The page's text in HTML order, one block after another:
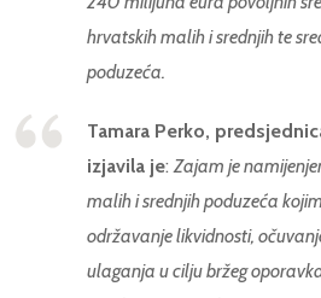
hrvatskih malih i srednjih te
poduzeća.
Tamara Perko,
izjavila je: Zajam je
malih i srednjih poduzeća
održavanje likvidnosti,
ulaganja u cilju bržeg